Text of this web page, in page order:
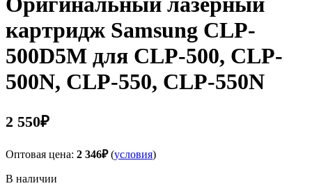
картридж Samsung CLP-
500D5M для CLP-500, CLP-
500N, CLP-550, CLP-550N
2 550₽
Оптовая цена: 2 346₽(условия)
В наличии